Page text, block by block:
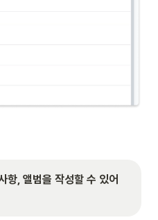
항, 앨범을 작성할 수 있어